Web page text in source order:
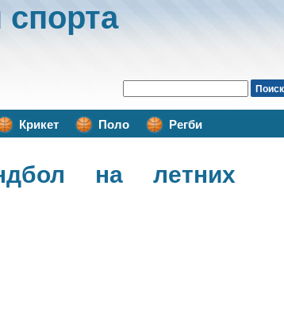
Крикет Поло Регби
на летних